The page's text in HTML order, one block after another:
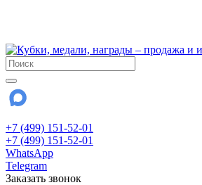
+7 (499) 151-52-01
+7 (499) 151-52-01
WhatsApp
Telegram
Заказать звонок